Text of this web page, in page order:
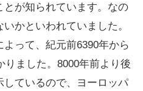
が知られています。なの
かといわれていました。
って、紀元前6390年から
りました。8000年前より後
ているので、ヨーロッパ